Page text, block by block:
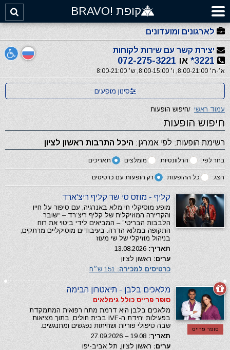
קופת !BRAVO
לארגונים ומועדונים
יצירת קשר עם שירות לקוחות
3221* או 072-275-3221
א׳-ה׳ 8:00-21:00, ו׳ 8:00-15:00, ש׳ 8:00-21:00
סינון מופעים
עמוד ראשי /חיפוש הופעות
חיפוש הופעות
רשימת הופעות: לפי אמרגן: היכל התרבות ראשון לציון
בחר לפי: הרלוונטיות מומלצים תאריכים
הצג: כל ההופעות רק הופעות עם כרטיסים
קליף - מוזס סי שר קליף ריצ'ארד
מופע מוסיקלי חי מלא באנרגיה, עם סיפור על חייו
והקריירה המוזיקלית של קליף ריצ’רד – “שובר
הלבבות הבריטי” – המביאים לידי ביטוי את רוח
התקופה במלוא הדרה. בעיבודים מוסיקליים מרתקים,
בניהול מוזיקלי של שי מעוז
תאריך:
ערים: ראשון לציון
כרטיסים למכירה:
סופר פרייס
מלאכים בלבן - תיאטרון הבימה
סופר פרייס כולל גימלאים
מלאכים בלבן היא דרמת מתח רפואית המתמקדת
בפעילות יחידת ה-IVF בבית חולים, בתוך מציאות
שבה טיפולי פוריות ושחיתות נפגשים ומתנגשים.
תאריך:
ערים: ראשון לציון, תל אביב-יפו